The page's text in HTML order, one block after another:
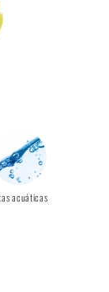
acuáticas